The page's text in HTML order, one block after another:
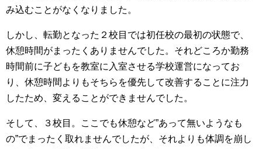
み込むことがなくなりました。
しかし、転勤となった２校目では初任校の最初の状態で、
休憩時間がまったくありませんでした。それどころか勤務
時間前に子どもを教室に入室させる学校運営になってお
り、休憩時間よりもそちらを優先して改善することに注力
したため、変えることができませんでした。
そして、３校目。ここでも休憩など”あって無いようなも
の”でまったく取れませんでしたが、それよりも体調を崩し